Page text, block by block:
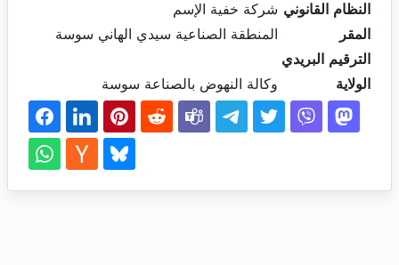
النظام القانوني شركة خفية الإسم
المقر
المنطقة الصناعية سيدي الهاني سوسة
الترقيم البريدي
الولاية
وكالة النهوض بالصناعة سوسة